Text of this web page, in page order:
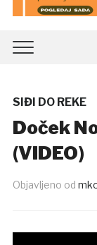
SIĐI DO REKE
Doček
(VIDEO)
Objavljeno od